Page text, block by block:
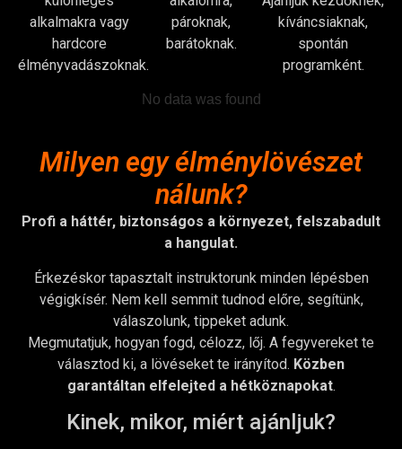
alkalmakra vagy
hardcore
élményvadászoknak.
pároknak,
barátoknak.
kíváncsiaknak,
spontán
programként.
No data was found
Milyen egy élménylövészet
nálunk?
Profi a háttér, biztonságos a környezet, felszabadult
a hangulat.
Érkezéskor tapasztalt instruktorunk minden lépésben
végigkísér. Nem kell semmit tudnod előre, segítünk,
válaszolunk, tippeket adunk.
Megmutatjuk, hogyan fogd, célozz, lőj. A fegyvereket te
választod ki, a lövéseket te irányítod. Közben
garantáltan elfelejted a hétköznapokat.
Kinek, mikor, miért ajánljuk?